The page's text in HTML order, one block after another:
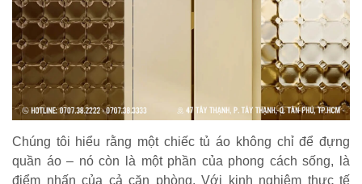
Chúng tôi hiểu rằng một chiếc tủ áo không chỉ để đựng
quần áo – nó còn là một phần của phong cách sống, là
điểm nhấn của cả căn phòng. Với kinh nghiệm thực tế